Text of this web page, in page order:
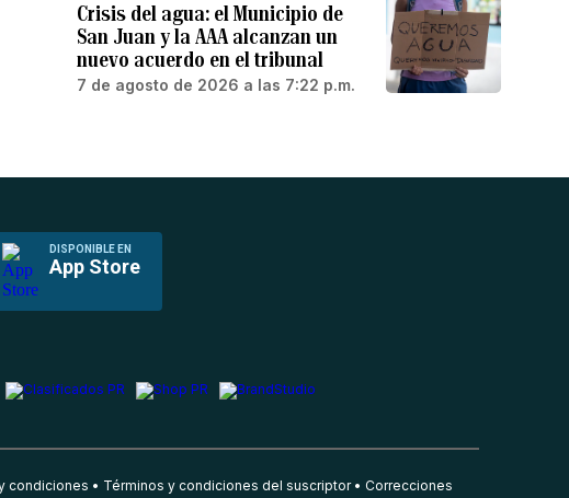
Crisis del agua: el Municipio de
San Juan y la AAA alcanzan un
nuevo acuerdo en el tribunal
7 de agosto de 2026 a las 7:22 p.m.
DISPONIBLE EN
App Store
condiciones Términos y condiciones del suscriptor Correcciones